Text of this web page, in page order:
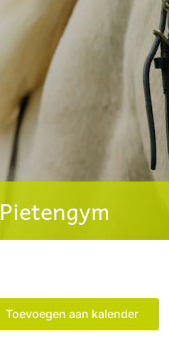
Pietengym
Toevoegen aan kalender